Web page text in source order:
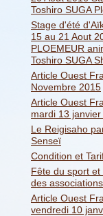
Toshiro SUGA
Stage d'été
15 au 21 Aout
PLOEMEUR
Toshiro SUGA
Article Ouest
Novembre 2015
Article Ouest
mardi 13
Le Reigisaho
Senseï
Condition et
Fête du sport et
des
Article Ouest
vendredi 10